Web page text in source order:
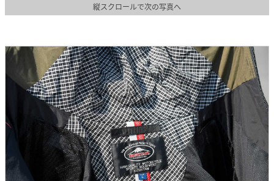
縦スクロールで次の写真へ